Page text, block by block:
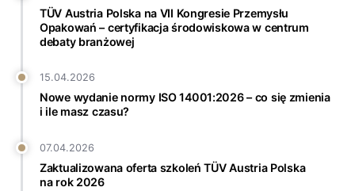
TÜV Austria Polska na VII Kongresie Przemysłu
Opakowań – certyfikacja środowiskowa w centrum
debaty branżowej
15.04.2026
Nowe wydanie normy ISO 14001:2026 – co się zmienia
i ile masz czasu?
07.04.2026
Zaktualizowana oferta szkoleń TÜV Austria Polska
na rok 2026